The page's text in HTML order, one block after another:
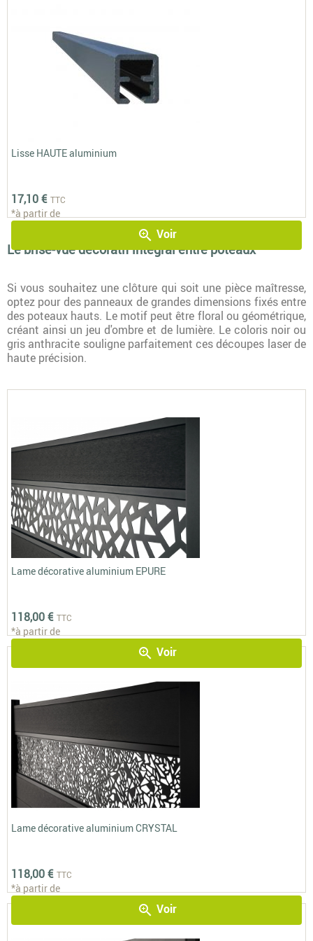
Lisse HAUTE aluminium
17,10 € TTC
*à partir de
zoom_in Voir
Le brise-vue décoratif intégral entre poteaux
Si vous souhaitez une clôture qui soit une pièce maîtresse,
optez pour des panneaux de grandes dimensions fixés entre
des poteaux hauts. Le motif peut être floral ou géométrique,
créant ainsi un jeu d'ombre et de lumière. Le coloris noir ou
gris anthracite souligne parfaitement ces découpes laser de
haute précision.
Lame décorative aluminium EPURE
118,00 € TTC
*à partir de
zoom_in Voir
Lame décorative aluminium CRYSTAL
118,00 € TTC
*à partir de
zoom_in Voir